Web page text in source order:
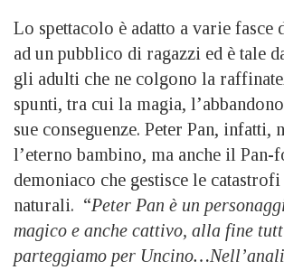
Lo spettacolo è adatto a varie fasce
ad un pubblico di ragazzi ed è tale
gli adulti che ne colgono la
spunti, tra cui la magia,
sue conseguenze. Peter Pan, infatti,
l’eterno bambino, ma anche il Pan-
demoniaco che gestisce le
naturali. “Peter Pan è un
magico e anche cattivo, alla fine
parteggiamo per